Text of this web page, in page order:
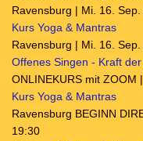
Ravensburg | Mi. 16.
Kurs Yoga & Mantras
Ravensburg | Mi. 16.
Offenes Singen - Kraft
ONLINEKURS mit
Kurs Yoga & Mantras
Ravensburg BEGINN
19:30